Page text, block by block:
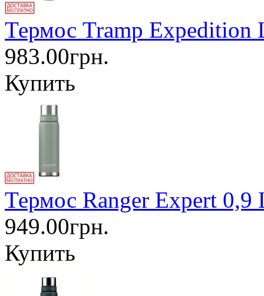
Термос Tramp
983.00грн.
Купить
Термос Ranger Expert 0,9
949.00грн.
Купить